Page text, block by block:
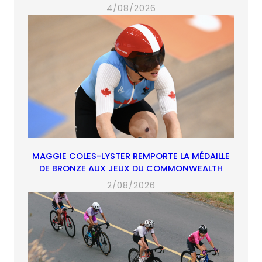
4/08/2026
MAGGIE COLES-LYSTER REMPORTE LA MÉDAILLE
DE BRONZE AUX JEUX DU COMMONWEALTH
2/08/2026